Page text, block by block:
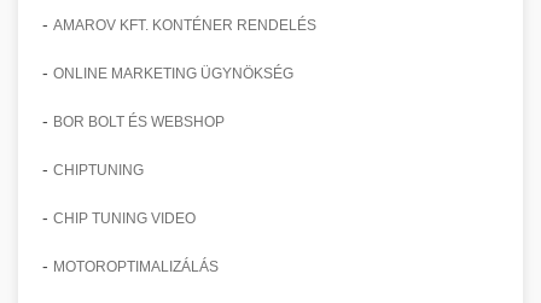
- AMAROV KFT. KONTÉNER RENDELÉS
- ONLINE MARKETING ÜGYNÖKSÉG
- BOR BOLT ÉS WEBSHOP
- CHIPTUNING
- CHIP TUNING VIDEO
- MOTOROPTIMALIZÁLÁS